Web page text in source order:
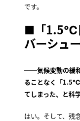
です。
■「1.5℃
バーシュ
――気候変動の緩
ることなく「1.5℃
てしまった、と科
はい。そして、残